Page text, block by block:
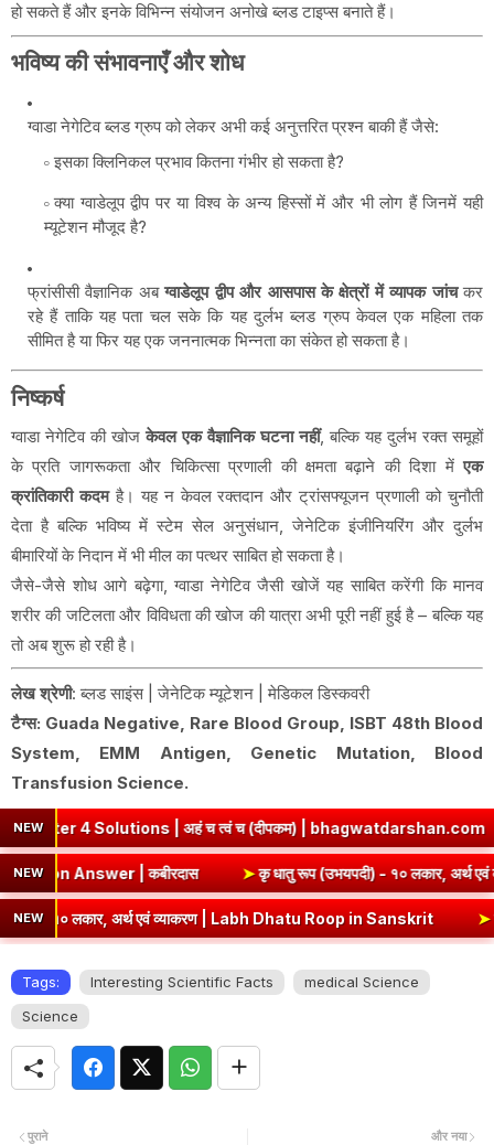
हो सकते हैं और इनके विभिन्न संयोजन अनोखे ब्लड टाइप्स बनाते हैं।
भविष्य की संभावनाएँ और शोध
ग्वाडा नेगेटिव ब्लड ग्रुप को लेकर अभी कई अनुत्तरित प्रश्न बाकी हैं जैसे:
इसका क्लिनिकल प्रभाव कितना गंभीर हो सकता है?
क्या ग्वाडेलूप द्वीप पर या विश्व के अन्य हिस्सों में और भी लोग हैं जिनमें यही
म्यूटेशन मौजूद है?
फ्रांसीसी वैज्ञानिक अबग्वाडेलूप द्वीप और आसपास के क्षेत्रों में व्यापक जांचकर
रहे हैं ताकि यह पता चल सके कि यह दुर्लभ ब्लड ग्रुप केवल एक महिला तक
सीमित है या फिर यह एक जननात्मक भिन्नता का संकेत हो सकता है।
निष्कर्ष
ग्वाडा नेगेटिव की खोजकेवल एक वैज्ञानिक घटना नहीं, बल्कि यह दुर्लभ रक्त समूहों
के प्रति जागरूकता और चिकित्सा प्रणाली की क्षमता बढ़ाने की दिशा मेंएक
क्रांतिकारी कदमहै। यह न केवल रक्तदान और ट्रांसफ्यूजन प्रणाली को चुनौती
देता है बल्कि भविष्य में स्टेम सेल अनुसंधान, जेनेटिक इंजीनियरिंग और दुर्लभ
बीमारियों के निदान में भी मील का पत्थर साबित हो सकता है।
जैसे-जैसे शोध आगे बढ़ेगा, ग्वाडा नेगेटिव जैसी खोजें यह साबित करेंगी कि मानव
शरीर की जटिलता और विविधता की खोज की यात्रा अभी पूरी नहीं हुई है – बल्कि यह
तो अब शुरू हो रही है।
लेख श्रेणी: ब्लड साइंस | जेनेटिक म्यूटेशन | मेडिकल डिस्कवरी
टैग्स: Guada Negative, Rare Blood Group, ISBT 48th Blood
System, EMM Antigen, Genetic Mutation, Blood
Transfusion Science.
NEW | अहं च त्वं च (दीपकम) | bhagwatdarshan.com ➤
NEW & Question Answer | कबीरदास ➤कृ धातु रूप (उभयपदी) -
NEW अर्थ एवं व्याकरण | Labh Dhatu Roop in Sanskrit ➤सेव् धातु रूप
Tags: Interesting Scientific Facts
medical Science
Science
और नया
पुराने